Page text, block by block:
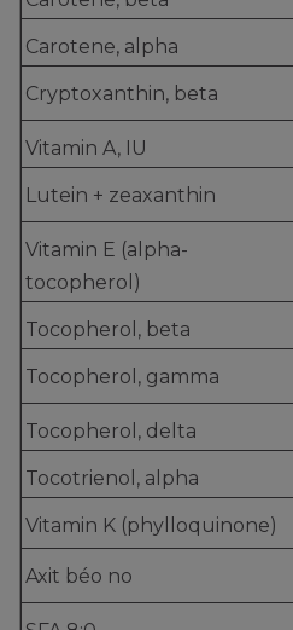
Carotene, alpha
Cryptoxanthin, beta
Vitamin A, IU
Lutein + zeaxanthin
Vitamin E (alpha-
tocopherol)
Tocopherol, beta
Tocopherol, gamma
Tocopherol, delta
Tocotrienol, alpha
Vitamin K (phylloquinone)
Axit béo no